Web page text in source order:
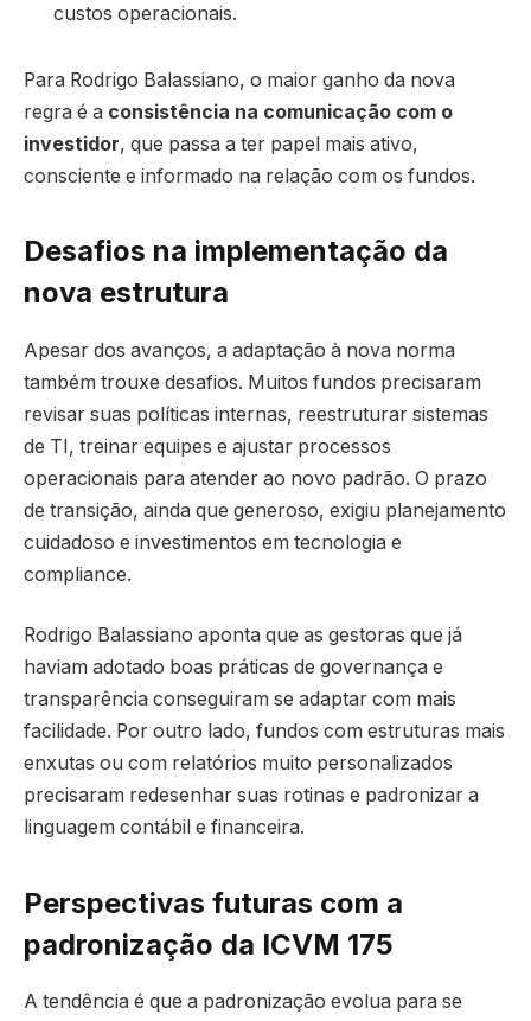
custos operacionais.
Para Rodrigo Balassiano, o maior ganho da nova
regra é a consistência na comunicação com o
investidor, que passa a ter papel mais ativo,
consciente e informado na relação com os fundos.
Desafios na implementação da
nova estrutura
Apesar dos avanços, a adaptação à nova norma
também trouxe desafios. Muitos fundos precisaram
revisar suas políticas internas, reestruturar sistemas
de TI, treinar equipes e ajustar processos
operacionais para atender ao novo padrão. O prazo
de transição, ainda que generoso, exigiu planejamento
cuidadoso e investimentos em tecnologia e
compliance.
Rodrigo Balassiano aponta que as gestoras que já
haviam adotado boas práticas de governança e
transparência conseguiram se adaptar com mais
facilidade. Por outro lado, fundos com estruturas mais
enxutas ou com relatórios muito personalizados
precisaram redesenhar suas rotinas e padronizar a
linguagem contábil e financeira.
Perspectivas futuras com a
padronização da ICVM 175
A tendência é que a padronização evolua para se